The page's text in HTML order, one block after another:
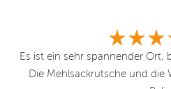
Es ist ein sehr spannender Ort,
Die Mehlsackrutsche und die